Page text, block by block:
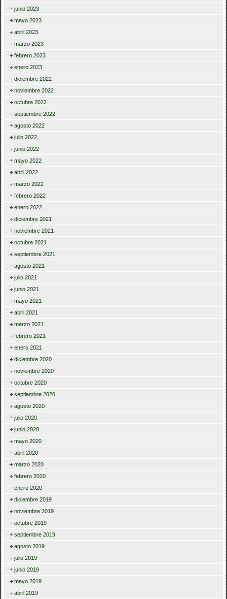
junio 2023
mayo 2023
abril 2023
marzo 2023
febrero 2023
enero 2023
diciembre 2022
noviembre 2022
octubre 2022
septiembre 2022
agosto 2022
julio 2022
junio 2022
mayo 2022
abril 2022
marzo 2022
febrero 2022
enero 2022
diciembre 2021
noviembre 2021
octubre 2021
septiembre 2021
agosto 2021
julio 2021
junio 2021
mayo 2021
abril 2021
marzo 2021
febrero 2021
enero 2021
diciembre 2020
noviembre 2020
octubre 2020
septiembre 2020
agosto 2020
julio 2020
junio 2020
mayo 2020
abril 2020
marzo 2020
febrero 2020
enero 2020
diciembre 2019
noviembre 2019
octubre 2019
septiembre 2019
agosto 2019
julio 2019
junio 2019
mayo 2019
abril 2019